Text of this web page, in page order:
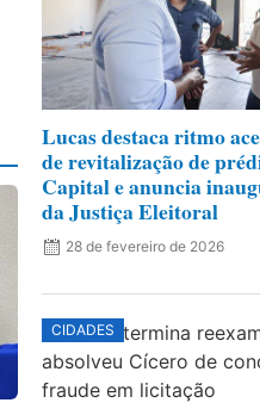
Lucas destaca ritmo
de revitalização de
Capital e anuncia
da Justiça Eleitoral
28 de fevereiro de 2026
CIDADES